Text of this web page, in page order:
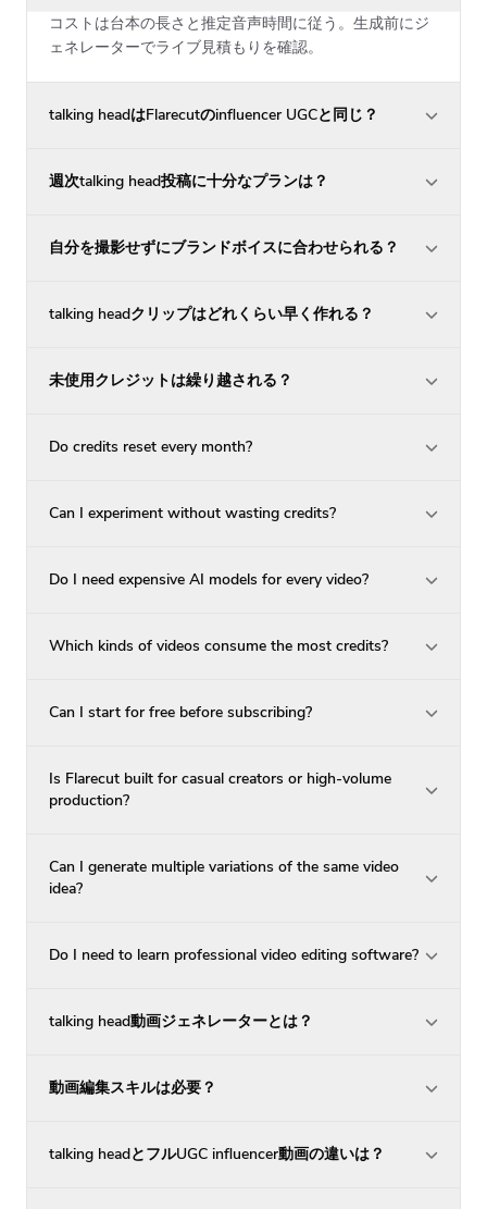
コストは台本の長さと推定音声時間に従う。生成前にジ
ェネレーターでライブ見積もりを確認。
talking headはFlarecutのinfluencer UGCと同じ？
週次talking head投稿に十分なプランは？
自分を撮影せずにブランドボイスに合わせられる？
talking headクリップはどれくらい早く作れる？
未使用クレジットは繰り越される？
Do credits reset every month?
Can I experiment without wasting credits?
Do I need expensive AI models for every video?
Which kinds of videos consume the most credits?
Can I start for free before subscribing?
Is Flarecut built for casual creators or high-volume
production?
Can I generate multiple variations of the same video
idea?
Do I need to learn professional video editing software?
talking head動画ジェネレーターとは？
動画編集スキルは必要？
talking headとフルUGC influencer動画の違いは？